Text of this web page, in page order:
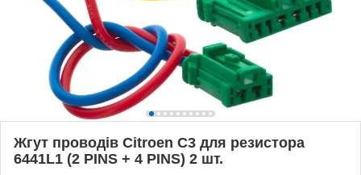
Жгут проводів Citroen C3 для резистора
6441L1 (2 PINS + 4 PINS) 2 шт.